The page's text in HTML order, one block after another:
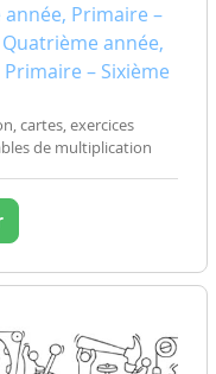
Primaire –
année,
– Sixième
cartes, exercices
de multiplication